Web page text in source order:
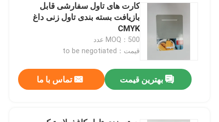
دربارهی ما
کارخانه تور
کنترل کیفیت
کارت های تاول سفارشی قابل
بازیافت بسته بندی تاول زنی داغ
CMYK
MOQ：500 عدد
قیمت：to be negotiated
بهترین قیمت تماس با ما